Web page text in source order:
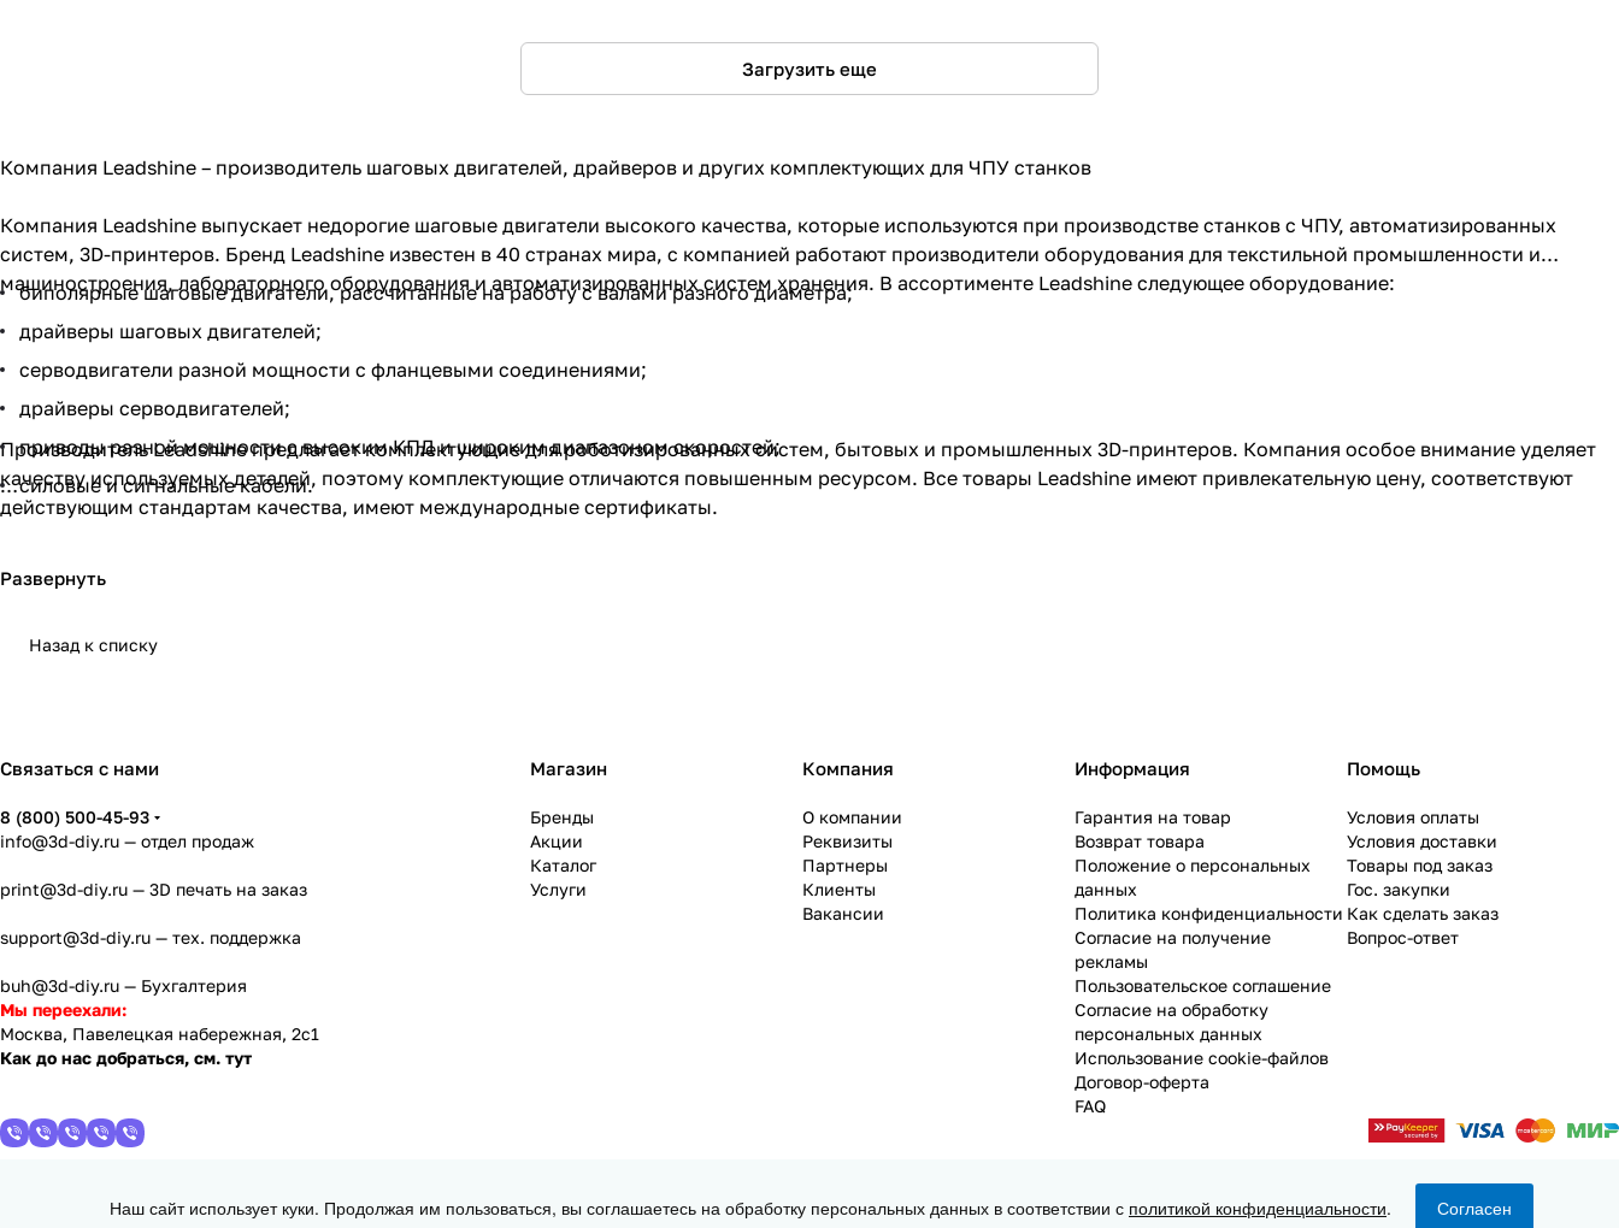
Загрузить еще
Компания Leadshine – производитель шаговых двигателей, драйверов и других комплектующих для ЧПУ станков
Компания Leadshine выпускает недорогие шаговые двигатели высокого качества, которые используются при производстве станков с ЧПУ, автоматизированных
систем, 3D-принтеров. Бренд Leadshine известен в 40 странах мира, с компанией работают производители оборудования для текстильной промышленности и
машиностроения, лабораторного оборудования и автоматизированных систем хранения. В ассортименте Leadshine следующее оборудование:
биполярные шаговые двигатели, рассчитанные на работу с валами разного диаметра;
драйверы шаговых двигателей;
серводвигатели разной мощности с фланцевыми соединениями;
драйверы серводвигателей;
приводы разной мощности с высоким КПД и широким диапазоном скоростей;
силовые и сигнальные кабели.
Производитель Leadshine предлагает комплектующие для роботизированных систем, бытовых и промышленных 3D-принтеров. Компания особое внимание уделяет
качеству используемых деталей, поэтому комплектующие отличаются повышенным ресурсом. Все товары Leadshine имеют привлекательную цену, соответствуют
действующим стандартам качества, имеют международные сертификаты.
особенностей сферы применения, максимальной нагрузки и интенсивности работы. Доставка заказов выполняется лучшими транспортными компаниями.
Назад к списку
Связаться с нами
8 (800) 500-45-93
info@3d-diy.ru — отдел продаж
print@3d-diy.ru — 3D печать на заказ
support@3d-diy.ru — тех. поддержка
buh@3d-diy.ru — Бухгалтерия
Мы переехали:
Москва, Павелецкая набережная, 2с1
Как до нас добраться, см. тут
Магазин
Бренды
Акции
Каталог
Услуги
Компания
О компании
Реквизиты
Партнеры
Клиенты
Вакансии
Информация
Гарантия на товар
Возврат товара
Положение о персональных
данных
Политика конфиденциальности
Согласие на получение
рекламы
Пользовательское соглашение
Согласие на обработку
персональных данных
Использование cookie-файлов
Договор-оферта
FAQ
Помощь
Условия оплаты
Условия доставки
Товары под заказ
Гос. закупки
Как сделать заказ
Вопрос-ответ
2013 - 2026 © 3DiY (Тридиай) - интернет-магазин комплектующих для 3D принтеров, ЧПУ станков и робототехники Конфиденциальность
Наш сайт использует куки. Продолжая им пользоваться, вы соглашаетесь на обработку персональных данных в соответствии с политикой конфиденциальности. Согласен